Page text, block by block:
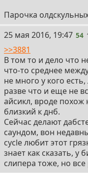
Парочка
54
25 мая 2016, 19:47 54
>>3881
В том то и дело что
что-то среднее
не много у кого
разве что и еще не
айсикл, вроде
близкий к днб.
Сейчас делают
саундом, вон
cycle любит этот
знает как сказать,
слипера тоже, но